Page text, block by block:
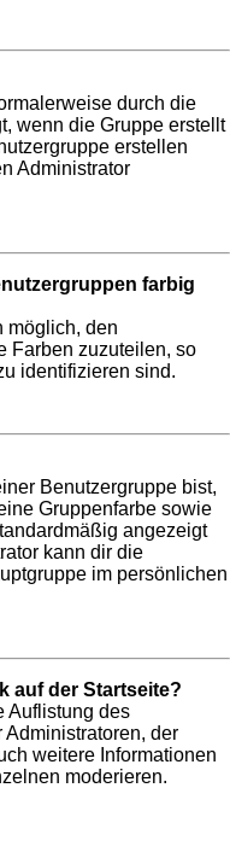
durch die
wenn die Gruppe erstellt
erstellen
Administrator
farbig
möglich, den
Farben zuzuteilen, so
identifizieren sind.
Benutzergruppe bist,
Gruppenfarbe sowie
angezeigt
kann dir die
im persönlichen
auf der Startseite?
Auflistung des
der
weitere Informationen
moderieren.